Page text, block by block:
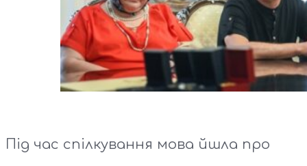
Під час спілкування мова йшла про